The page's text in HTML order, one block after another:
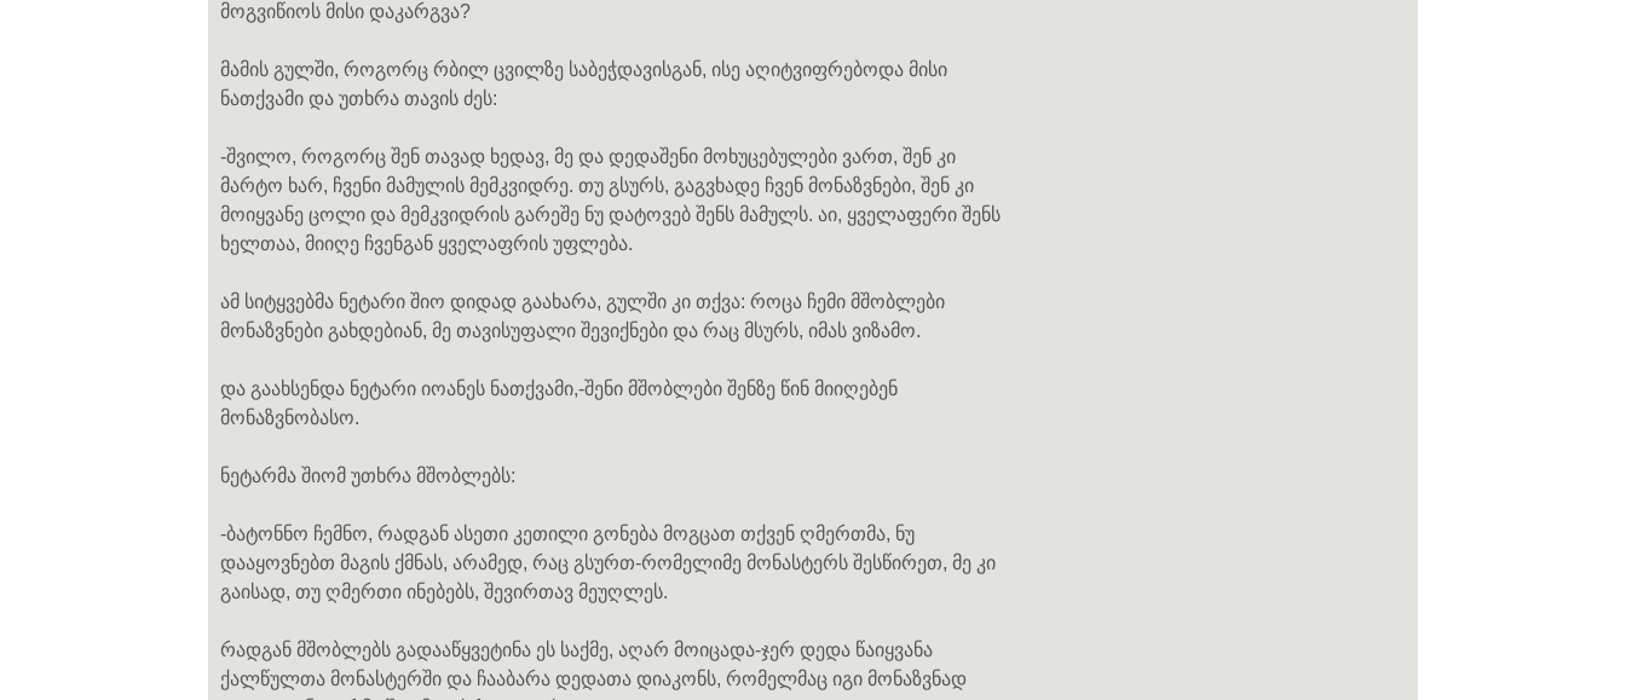
მოგვიწიოს მისი დაკარგვა?
მამის გულში, როგორც რბილ ცვილზე საბეჭდავისგან, ისე აღიტვიფრებოდა მისი
ნათქვამი და უთხრა თავის ძეს:
-შვილო, როგორც შენ თავად ხედავ, მე და დედაშენი მოხუცებულები ვართ, შენ კი
მარტო ხარ, ჩვენი მამულის მემკვიდრე. თუ გსურს, გაგვხადე ჩვენ მონაზვნები, შენ კი
მოიყვანე ცოლი და მემკვიდრის გარეშე ნუ დატოვებ შენს მამულს. აი, ყველაფერი შენს
ხელთაა, მიიღე ჩვენგან ყველაფრის უფლება.
ამ სიტყვებმა ნეტარი შიო დიდად გაახარა, გულში კი თქვა: როცა ჩემი მშობლები
მონაზვნები გახდებიან, მე თავისუფალი შევიქნები და რაც მსურს, იმას ვიზამო.
და გაახსენდა ნეტარი იოანეს ნათქვამი,-შენი მშობლები შენზე წინ მიიღებენ
მონაზვნობასო.
ნეტარმა შიომ უთხრა მშობლებს:
-ბატონნო ჩემნო, რადგან ასეთი კეთილი გონება მოგცათ თქვენ ღმერთმა, ნუ
დააყოვნებთ მაგის ქმნას, არამედ, რაც გსურთ-რომელიმე მონასტერს შესწირეთ, მე კი
გაისად, თუ ღმერთი ინებებს, შევირთავ მეუღლეს.
რადგან მშობლებს გადააწყვეტინა ეს საქმე, აღარ მოიცადა-ჯერ დედა წაიყვანა
ქალწულთა მონასტერში და ჩააბარა დედათა დიაკონს, რომელმაც იგი მონაზვნად